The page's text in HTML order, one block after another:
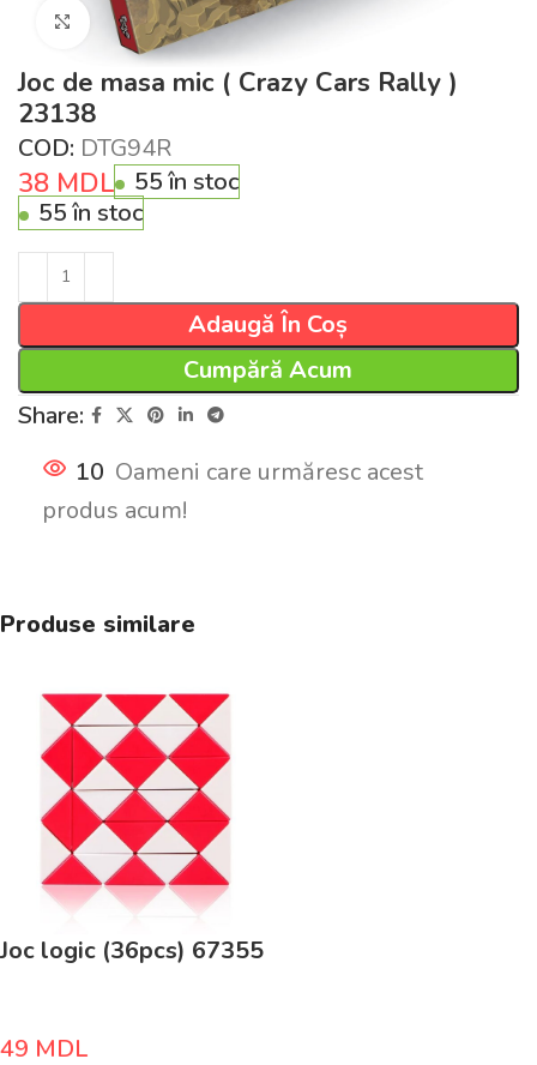
Click pentru a mări
Joc de masa mic ( Crazy Cars Rally )
23138
COD: DTG94R
38 MDL
55 în stoc
55 în stoc
Adaugă În Coș
Cumpără Acum
Share:
10 Oameni care urmăresc acest
produs acum!
Produse similare
Joc logic (36pcs) 67355
49 MDL